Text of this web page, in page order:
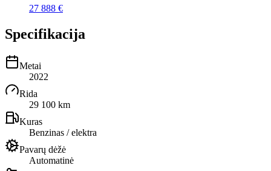
27 888 €
Specifikacija
Metai
2022
Rida
29 100 km
Kuras
Benzinas / elektra
Pavarų dėžė
Automatinė